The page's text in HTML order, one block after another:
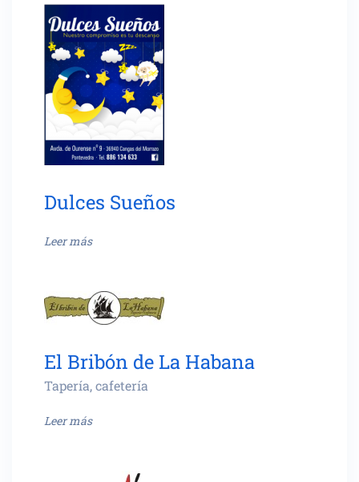
Dulces Sueños
Leer más
El Bribón de La Habana
Tapería, cafetería
Leer más